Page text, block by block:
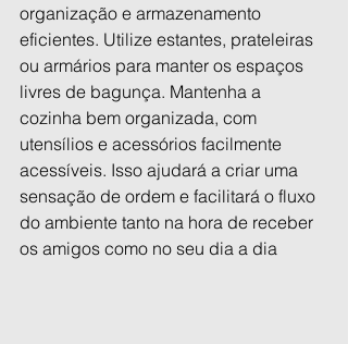
organização e armazenamento
eficientes. Utilize estantes, prateleiras
ou armários para manter os espaços
livres de bagunça. Mantenha a
cozinha bem organizada, com
utensílios e acessórios facilmente
acessíveis. Isso ajudará a criar uma
sensação de ordem e facilitará o fluxo
do ambiente tanto na hora de receber
os amigos como no seu dia a dia